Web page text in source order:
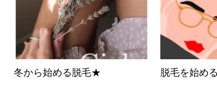
冬から始める脱毛★ 脱毛を始め